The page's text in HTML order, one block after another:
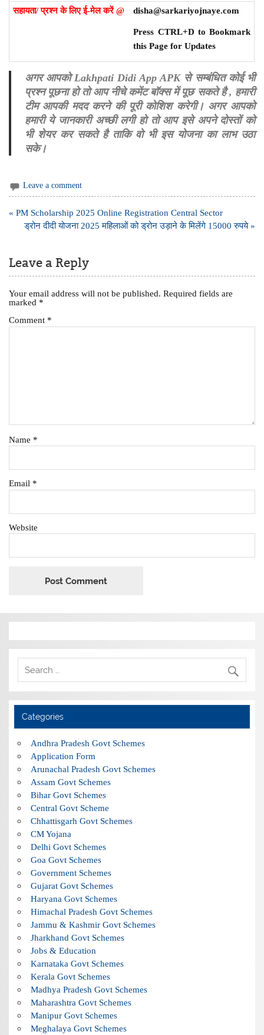
सहायता/ प्रश्न के लिए ई-मेल करें @ disha@sarkariyojnaye.com
Press CTRL+D to Bookmark
this Page for Updates
अगर आपको Lakhpati Didi App APK से सम्बंधित कोई भी
प्रश्न पूछना हो तो आप नीचे कमेंट बॉक्स में पूछ सकते है , हमारी
टीम आपकी मदद करने की पूरी कोशिश करेगी। अगर आपको
हमारी ये जानकारी अच्छी लगी हो तो आप इसे अपने दोस्तों को
भी शेयर कर सकते है ताकि वो भी इस योजना का लाभ उठा
सके।
Leave a comment
Post
navigation
« PM Scholarship 2025 Online Registration Central Sector
ड्रोन दीदी योजना 2025 महिलाओं को ड्रोन उड़ाने के मिलेंगे 15000 रुपये »
Leave a Reply
Your email address will not be published. Required fields are
marked *
Comment *
Name *
Email *
Website
Categories
Andhra Pradesh Govt Schemes
Application Form
Arunachal Pradesh Govt Schemes
Assam Govt Schemes
Bihar Govt Schemes
Central Govt Scheme
Chhattisgarh Govt Schemes
CM Yojana
Delhi Govt Schemes
Goa Govt Schemes
Government Schemes
Gujarat Govt Schemes
Haryana Govt Schemes
Himachal Pradesh Govt Schemes
Jammu & Kashmir Govt Schemes
Jharkhand Govt Schemes
Jobs & Education
Karnataka Govt Schemes
Kerala Govt Schemes
Madhya Pradesh Govt Schemes
Maharashtra Govt Schemes
Manipur Govt Schemes
Meghalaya Govt Schemes